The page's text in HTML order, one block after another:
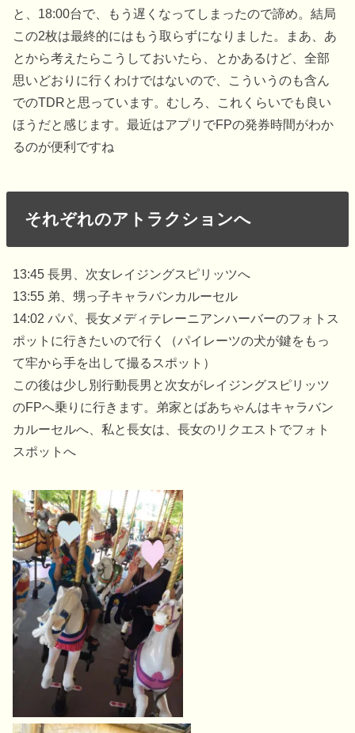
と、18:00台で、もう遅くなってしまったので諦め。結局
この2枚は最終的にはもう取らずになりました。まあ、あ
とから考えたらこうしておいたら、とかあるけど、全部
思いどおりに行くわけではないので、こういうのも含ん
でのTDRと思っています。むしろ、これくらいでも良い
ほうだと感じます。最近はアプリでFPの発券時間がわか
るのが便利ですね
それぞれのアトラクションへ
13:45 長男、次女レイジングスピリッツへ
13:55 弟、甥っ子キャラバンカルーセル
14:02 パパ、長女メディテレーニアンハーバーのフォトス
ポットに行きたいので行く（パイレーツの犬が鍵をもっ
て牢から手を出して撮るスポット）
この後は少し別行動長男と次女がレイジングスピリッツ
のFPへ乗りに行きます。弟家とばあちゃんはキャラバン
カルーセルへ、私と長女は、長女のリクエストでフォト
スポットへ